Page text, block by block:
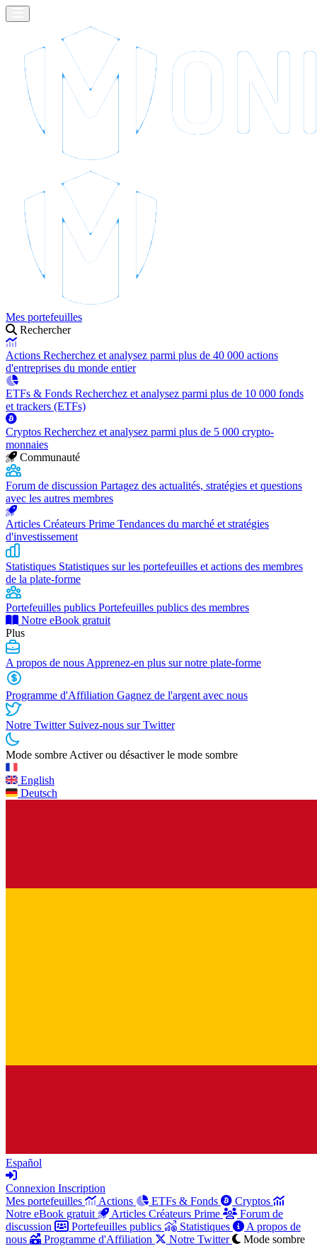
Mes portefeuilles
Rechercher
Actions Recherchez et analysez parmi plus de 40 000 actions
d'entreprises du monde entier
ETFs & Fonds Recherchez et analysez parmi plus de 10 000 fonds
et trackers (ETFs)
Cryptos Recherchez et analysez parmi plus de 5 000 crypto-
monnaies
Communauté
Forum de discussion Partagez des actualités, stratégies et questions
avec les autres membres
Articles Créateurs Prime Tendances du marché et stratégies
d'investissement
Statistiques Statistiques sur les portefeuilles et actions des membres
de la plate-forme
Portefeuilles publics Portefeuilles publics des membres
Notre eBook gratuit
Plus
A propos de nous Apprenez-en plus sur notre plate-forme
Programme d'Affiliation Gagnez de l'argent avec nous
Notre Twitter Suivez-nous sur Twitter
Mode sombre Activer ou désactiver le mode sombre
English
Deutsch
Español
Connexion Inscription
Mes portefeuilles
Actions ETFs & Fonds
Cryptos
Notre eBook gratuit
Articles Créateurs Prime
Forum de
discussion
Portefeuilles publics Statistiques
A propos de
nous
Programme d'Affiliation Notre Twitter Mode sombre